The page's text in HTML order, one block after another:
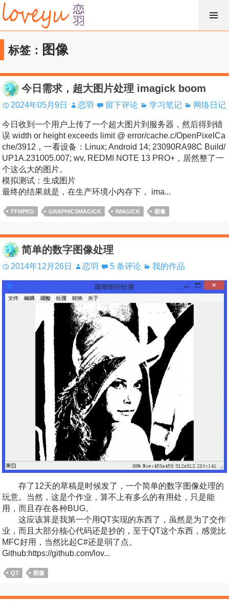
跳
过
内
容标签： 图像
今日需求，超大图片处理 imagick boom
2024年05月9日 恋羽 留下评论 学习笔记 网络日记
今日收到一个用户上传了一个超大图片到服务器，然后得到错
误 width or height exceeds limit @ error/cache.c/OpenPixelCa
che/3912，一看设备：Linux; Android 14; 23090RA98C Build/
UP1A.231005.007; wv, REDMI NOTE 13 PRO+，居然整了一
个这么大的图片。
模拟测试：生成图片
最终的结果就是，在生产环境小内存下， ima...
FFMPEG GRAPHICSMAGICK IMAGICK 图像
简单的数字图像处理
2014年12月26日 恋羽 5 条评论 我的作品
存了12天的草稿是时候发了，一个简单的数字图像处理的
玩意。当然，这是个作业，算不上有多么的有用处，只是能
用，而且存在各种BUG。
这应该算是我第一个用QT实现的东西了，虽然是为了交作
业，而且大部分核心代码还是抄的，至于QT这个东西，感觉比
MFC好用，当然比起C#还是弱了点。
Github:https://github.com/lov...
QT 图像